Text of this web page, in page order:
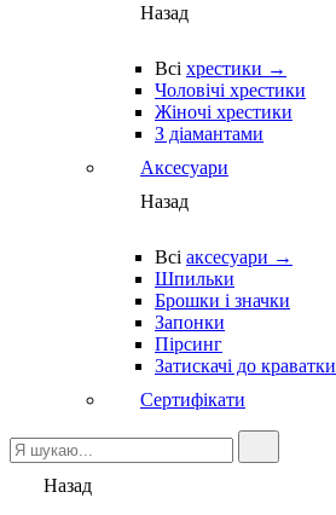
Назад
Всі хрестики →
Чоловічі хрестики
Жіночі хрестики
З діамантами
Аксесуари
Назад
Всі аксесуари →
Шпильки
Брошки і значки
Запонки
Пірсинг
Затискачі до краватки
Сертифікати
Назад